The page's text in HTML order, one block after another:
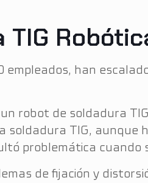
han
robot de soldadura
TIG, aunque
problemática cuando
de fijación y